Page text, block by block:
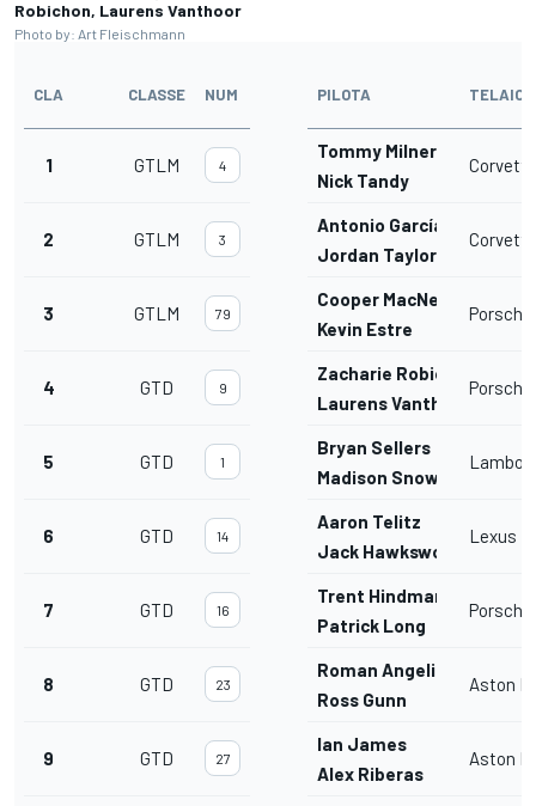
Robichon, Laurens Vanthoor
Photo by: Art Fleischmann
CLA CLASSE NUM PILOTA TELAIO
1 GTLM 4
Tommy Milner
Nick Tandy
2 GTLM 3
Antonio García
Jordan Taylor
3 GTLM 79
Cooper MacNeil
Kevin Estre
Porsche
4 GTD 9
Zacharie Robichon
Laurens Vanthoor
Porsche
5 GTD 1
Bryan Sellers
Madison Snow
6 GTD 14
Aaron Telitz
Jack Hawksworth
Lexus
7 GTD 16
Trent Hindman
Patrick Long
Porsche
8 GTD 23
Roman Angelis
Ross Gunn
Aston
9 GTD 27
Ian James
Alex Riberas
Aston